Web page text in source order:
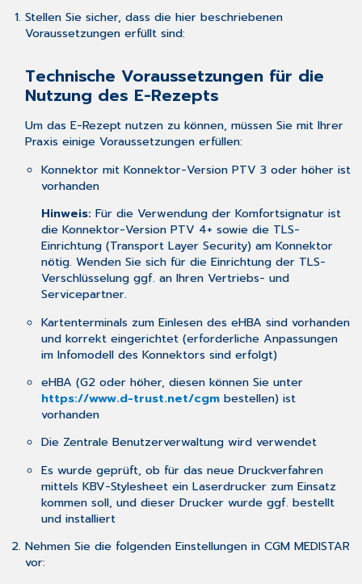
der
Zentralen
Rechtevergabe
Zustimmung
Nutzung
des
Provider
Dienstes
Alternative:
IPD-
Zustimmung
über
ISIG-
Dialog
der
Routen
zur
des
Identity
Provider
Dienstes
Einzel-
und
Komfortsignatur
Komfortsignatursitzung
starten
Erläuterung
Stellen Sie sicher, dass die hier beschriebenen
Voraussetzungen erfüllt sind:
Technische Voraussetzungen für die
Nutzung des E-Rezepts
Um das E-Rezept nutzen zu können, müssen Sie mit Ihrer
Praxis einige Voraussetzungen erfüllen:
Konnektor mit Konnektor-Version PTV 3 oder höher ist
vorhanden
Hinweis: Für die Verwendung der Komfortsignatur ist
die Konnektor-Version PTV 4+ sowie die TLS-
Einrichtung (Transport Layer Security) am Konnektor
nötig. Wenden Sie sich für die Einrichtung der TLS-
Verschlüsselung ggf. an Ihren Vertriebs- und
Servicepartner.
Kartenterminals zum Einlesen des eHBA sind vorhanden
und korrekt eingerichtet (erforderliche Anpassungen
im Infomodell des Konnektors sind erfolgt)
eHBA (G2 oder höher, diesen können Sie unter
https://www.d-trust.net/cgmbestellen) ist
vorhanden
Die Zentrale Benutzerverwaltungwird verwendet
Es wurde geprüft, ob für das neue Druckverfahren
mittels KBV-Stylesheet ein Laserdrucker zum Einsatz
kommen soll, und dieser Drucker wurde ggf. bestellt
und installiert
Nehmen Sie die folgenden Einstellungen in CGM MEDISTAR
vor: